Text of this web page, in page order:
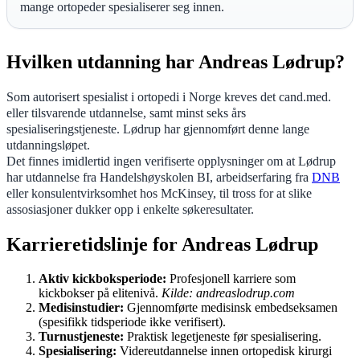
mange ortopeder spesialiserer seg innen.
Hvilken utdanning har Andreas Lødrup?
Som autorisert spesialist i ortopedi i Norge kreves det cand.med.
eller tilsvarende utdannelse, samt minst seks års
spesialiseringstjeneste. Lødrup har gjennomført denne lange
utdanningsløpet.
Det finnes imidlertid ingen verifiserte opplysninger om at Lødrup
har utdannelse fra Handelshøyskolen BI, arbeidserfaring fra DNB
eller konsulentvirksomhet hos McKinsey, til tross for at slike
assosiasjoner dukker opp i enkelte søkeresultater.
Karrieretidslinje for Andreas Lødrup
Aktiv kickboksperiode: Profesjonell karriere som
kickbokser på elitenivå. Kilde: andreaslodrup.com
Medisinstudier: Gjennomførte medisinsk embedseksamen
(spesifikk tidsperiode ikke verifisert).
Turnustjeneste: Praktisk legetjeneste før spesialisering.
Spesialisering: Videreutdannelse innen ortopedisk kirurgi